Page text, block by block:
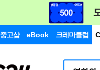
중고샵 eBook 크레마클럽